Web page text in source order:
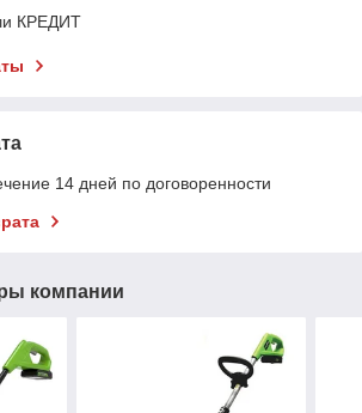
КРЕДИТ
14 дней по договоренности
компании